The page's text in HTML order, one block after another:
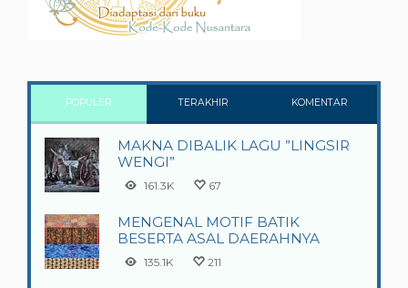
POPULER TERAKHIR KOMENTAR
MAKNA DIBALIK LAGU ”LINGSIR
WENGI”
161.3K 67
MENGENAL MOTIF BATIK
BESERTA ASAL DAERAHNYA
135.1K 211